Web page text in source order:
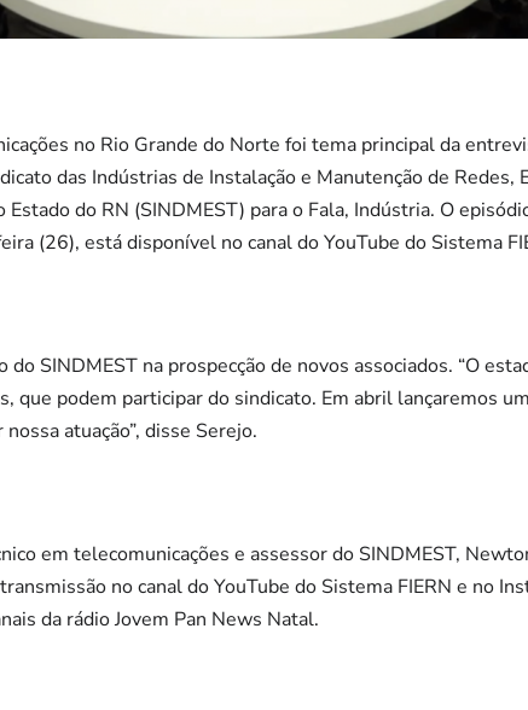
no Rio Grande do Norte foi tema principal da
das Indústrias de Instalação e Manutenção de Redes,
do RN (SINDMEST) para o Fala, Indústria. O
(26), está disponível no canal do YouTube do Sistema
SINDMEST na prospecção de novos associados. “O
que podem participar do sindicato. Em abril lançaremos
atuação”, disse Serejo.
em telecomunicações e assessor do SINDMEST,
no canal do YouTube do Sistema FIERN e no
da rádio Jovem Pan News Natal.